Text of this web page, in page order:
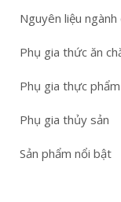
Nguyên liệu
Phụ gia thức ăn
Phụ gia thực phẩm
Phụ gia thủy sản
Sản phẩm nổi bật